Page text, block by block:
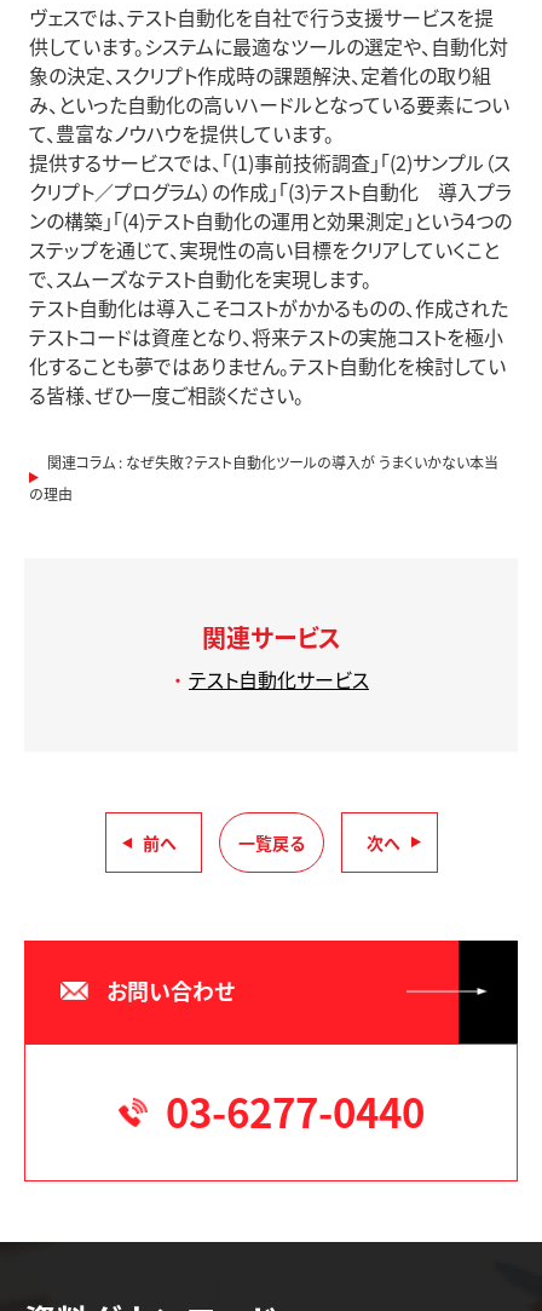
ヴェスでは、テスト自動化を自社で行う支援サービスを提
供しています。システムに最適なツールの選定や、自動化対
象の決定、スクリプト作成時の課題解決、定着化の取り組
み、といった自動化の高いハードルとなっている要素につい
て、豊富なノウハウを提供しています。
提供するサービスでは、「(1)事前技術調査」「(2)サンプル（ス
クリプト／プログラム）の作成」「(3)テスト自動化 導入プラ
ンの構築」「(4)テスト自動化の運用と効果測定」という4つの
ステップを通じて、実現性の高い目標をクリアしていくこと
で、スムーズなテスト自動化を実現します。
テスト自動化は導入こそコストがかかるものの、作成された
テストコードは資産となり、将来テストの実施コストを極小
化することも夢ではありません。テスト自動化を検討してい
る皆様、ぜひ一度ご相談ください。
関連コラム : なぜ失敗？テスト自動化ツールの導入が うまくいかない本当
の理由
関連サービス
テスト自動化サービス
前へ 一覧戻る 次へ
お問い合わせ
03-6277-0440